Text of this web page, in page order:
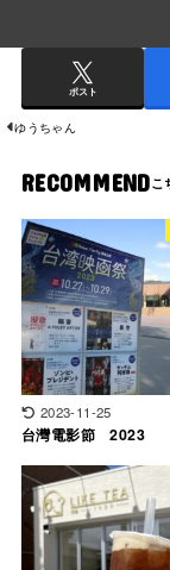
ポスト
ゆうちゃん
RECOMMEND
2023-11-25
台灣電影節 2023